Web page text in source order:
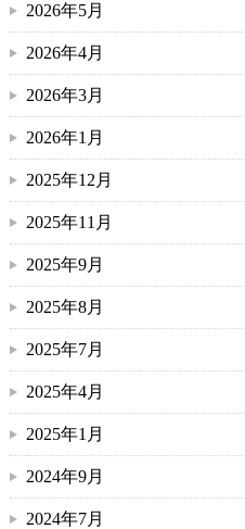
2026年5月
2026年4月
2026年3月
2026年1月
2025年12月
2025年11月
2025年9月
2025年8月
2025年7月
2025年4月
2025年1月
2024年9月
2024年7月